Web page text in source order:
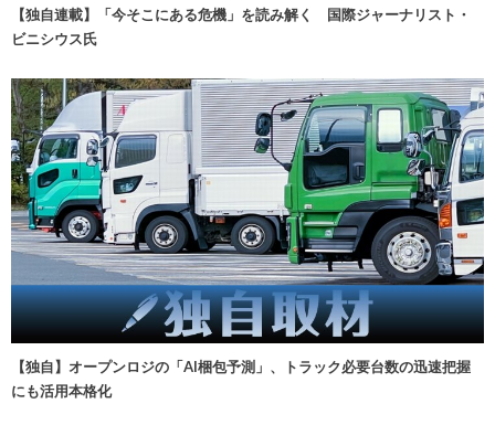
【独自連載】「今そこにある危機」を読み解く 国際ジャーナリスト・
ビニシウス氏
【独自】オープンロジの「AI梱包予測」、トラック必要台数の迅速把握
にも活用本格化